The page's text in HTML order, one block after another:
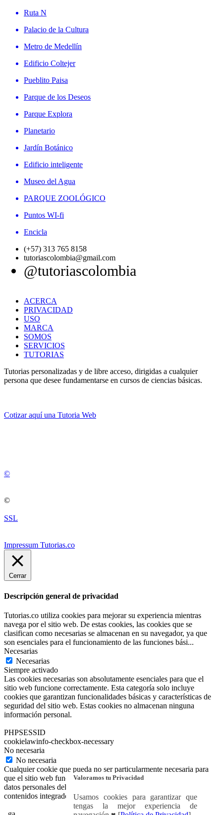
Ruta N
Palacio de la Cultura
Metro de Medellín
Edificio Coltejer
Pueblito Paisa
Parque de los Deseos
Parque Explora
Planetario
Jardín Botánico
Edificio inteligente
Museo del Agua
PARQUE ZOOLÓGICO
Puntos WI-fi
Encicla
(+57) 313 765 8158
tutoriascolombia@gmail.com
@tutoriascolombia
ACERCA
PRIVACIDAD
USO
MARCA
SOMOS
SERVICIOS
TUTORIAS
Tutorias personalizadas y de libre acceso, dirigidas a cualquier
persona que desee fundamentarse en cursos de ciencias básicas.
Cotizar aquí una Tutoria Web
©
©
SSL
Impressum Tutorias.co
Valoramos tu Privacidad
Usamos cookies para garantizar que
tengas la mejor experiencia de
Cerrar
Descripción general de privacidad
Tutorias.co utiliza cookies para mejorar su experiencia mientras
navega por el sitio web. De estas cookies, las cookies que se
clasifican como necesarias se almacenan en su navegador, ya que
son esenciales para el funcionamiento de las funciones bási...
Necesarias
Necesarias
Siempre activado
Las cookies necesarias son absolutamente esenciales para que el
sitio web funcione correctamente. Esta categoría solo incluye
cookies que garantizan funcionalidades básicas y características de
seguridad del sitio web. Estas cookies no almacenan ninguna
información personal.
PHPSESSID
cookielawinfo-checkbox-necessary
No necesaria
No necesaria
Cualquier cookie que pueda no ser particularmente necesaria para
que el sitio web funcione y se utilice específicamente para recopilar
datos personales del usuario a través de análisis, anuncios y otros
contenidos integrados se denomina cookie no necesaria.